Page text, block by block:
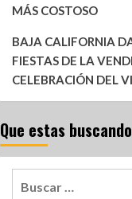
MÁS COSTOSO
BAJA CALIFORNIA
FIESTAS DE LA
CELEBRACIÓN DEL
Que estas buscando